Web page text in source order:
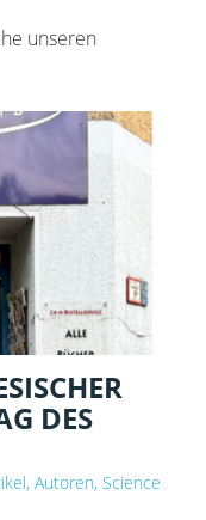
unseren
DES
Autoren, Science